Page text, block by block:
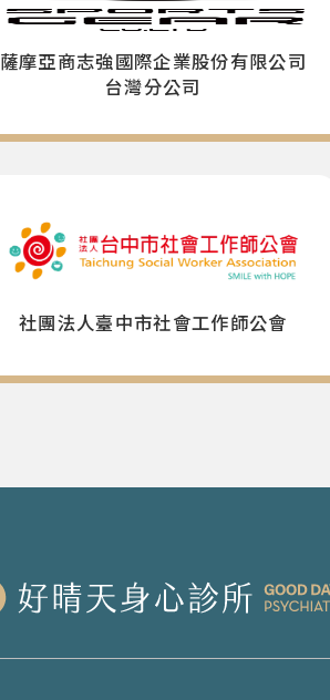
薩摩亞商志強國際企業股份有限公司
台灣分公司
社團法人臺中市社會工作師公會